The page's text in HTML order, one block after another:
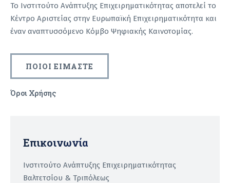
Το Ινστιτούτο Ανάπτυξης Επιχειρηματικότητας αποτελεί το
Κέντρο Αριστείας στην Ευρωπαϊκή Επιχειρηματικότητα και
έναν αναπτυσσόμενο Κόμβο Ψηφιακής Καινοτομίας.
ΠΟΙΟΙ ΕΙΜΑΣΤΕ
Όροι Χρήσης
Επικοινωνία
Ινστιτούτο Ανάπτυξης Επιχειρηματικότητας
Βαλτετσίου & Τριπόλεως